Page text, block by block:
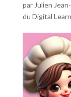
par Julien
du Digital